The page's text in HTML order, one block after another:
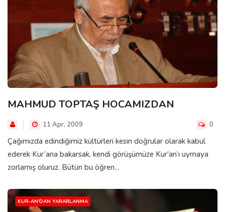
MAHMUD TOPTAŞ HOCAMIZDAN
11 Apr, 2009 0
Çağımızda edindiğimiz kültürleri kesin doğrular olarak kabul
ederek Kur’ana bakarsak, kendi görüşümüze Kur'an’ı uymaya
zorlamış oluruz. Bütün bu öğren...
KUR-AN'DAN YARARLANMA